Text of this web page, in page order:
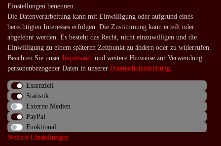
Service
Kontakt
Häufige Fragen
Über uns
Impressum
Widerrufs­recht
Einstellungen benennen.
Die Datenverarbeitung kann mit Einwilligung oder aufgrund eines
berechtigten Interesses erfolgen. Die Zustimmung kann erteilt oder
abgelehnt werden. Es besteht das Recht, nicht einzuwilligen und die
Einwilligung zu einem späteren Zeitpunkt zu ändern oder zu widerrufen.
Beachten Sie unser Impressum und weitere Hinweise zur Verwendung
personenbezogener Daten in unserer Daten­schutz­erklärung.
Essenziell
Statistik
Externe Medien
PayPal
Funktional
Weitere Einstellungen